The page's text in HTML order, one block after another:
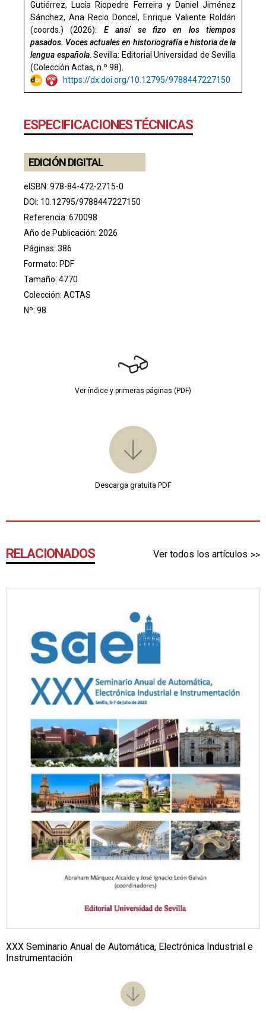
Gutiérrez, Lucía Riopedre Ferreira y Daniel Jiménez
Sánchez, Ana Recio Doncel, Enrique Valiente Roldán
(coords.) (2026): E ansí se fizo en los tiempos
pasados. Voces actuales en historiografía e historia de la
lengua española. Sevilla: Editorial Universidad de Sevilla
(Colección Actas, n.º 98).
https://dx.doi.org/10.12795/9788447227150
ESPECIFICACIONES TÉCNICAS
EDICIÓN DIGITAL
eISBN: 978-84-472-2715-0
DOI: 10.12795/9788447227150
Referencia: 670098
Año de Publicación: 2026
Páginas: 386
Formato: PDF
Tamaño: 4770
Colección: ACTAS
Nº: 98
Ver índice y primeras páginas (PDF)
Descarga gratuita PDF
RELACIONADOS Ver todos los artículos
XXX Seminario Anual de Automática, Electrónica Industrial e
Instrumentación